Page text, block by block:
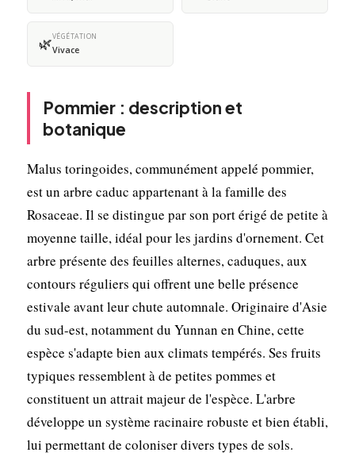
🌿VÉGÉTATION
Vivace
Pommier : description et
botanique
Malus toringoides, communément appelé pommier,
est un arbre caduc appartenant à la famille des
Rosaceae. Il se distingue par son port érigé de petite à
moyenne taille, idéal pour les jardins d'ornement. Cet
arbre présente des feuilles alternes, caduques, aux
contours réguliers qui offrent une belle présence
estivale avant leur chute automnale. Originaire d'Asie
du sud-est, notamment du Yunnan en Chine, cette
espèce s'adapte bien aux climats tempérés. Ses fruits
typiques ressemblent à de petites pommes et
constituent un attrait majeur de l'espèce. L'arbre
développe un système racinaire robuste et bien établi,
lui permettant de coloniser divers types de sols.